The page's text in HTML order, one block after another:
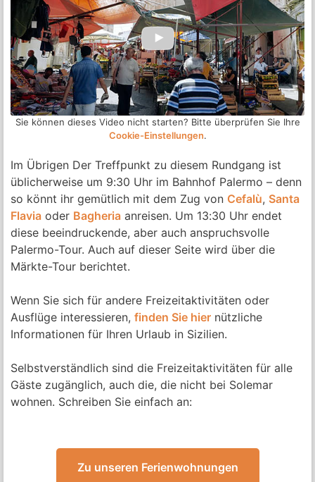
Sie können dieses Video nicht starten? Bitte überprüfen Sie Ihre
Cookie-Einstellungen.
Im Übrigen Der Treffpunkt zu diesem Rundgang ist
üblicherweise um 9:30 Uhr im Bahnhof Palermo – denn
so könnt ihr gemütlich mit dem Zug von Cefalù, Santa
Flavia oder Bagheria anreisen. Um 13:30 Uhr endet
diese beeindruckende, aber auch anspruchsvolle
Palermo-Tour. Auch auf dieser Seite wird über die
Märkte-Tour berichtet.
Wenn Sie sich für andere Freizeitaktivitäten oder
Ausflüge interessieren, finden Sie hier nützliche
Informationen für Ihren Urlaub in Sizilien.
Selbstverständlich sind die Freizeitaktivitäten für alle
Gäste zugänglich, auch die, die nicht bei Solemar
wohnen. Schreiben Sie einfach an:
Zu unseren Ferienwohnungen